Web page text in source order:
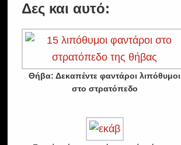
Δες και αυτό:
Θήβα: Δεκαπέντε φαντάροι λιπόθυμοι
στο στρατόπεδο